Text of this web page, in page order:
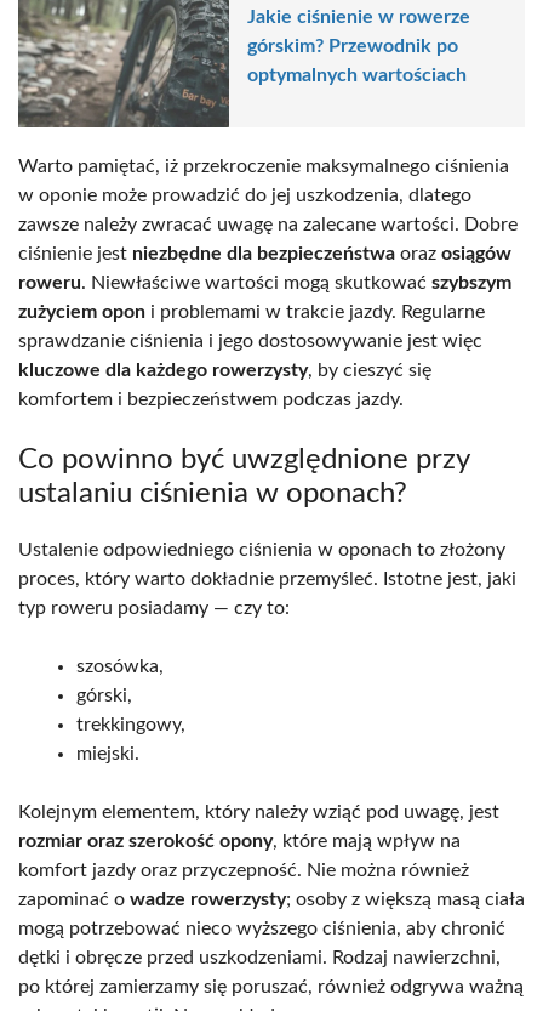
Jakie ciśnienie w rowerze
górskim? Przewodnik po
optymalnych wartościach
Warto pamiętać, iż przekroczenie maksymalnego ciśnienia
w oponie może prowadzić do jej uszkodzenia, dlatego
zawsze należy zwracać uwagę na zalecane wartości. Dobre
ciśnienie jest niezbędne dla bezpieczeństwa oraz osiągów
roweru. Niewłaściwe wartości mogą skutkować szybszym
zużyciem opon i problemami w trakcie jazdy. Regularne
sprawdzanie ciśnienia i jego dostosowywanie jest więc
kluczowe dla każdego rowerzysty, by cieszyć się
komfortem i bezpieczeństwem podczas jazdy.
Co powinno być uwzględnione przy
ustalaniu ciśnienia w oponach?
Ustalenie odpowiedniego ciśnienia w oponach to złożony
proces, który warto dokładnie przemyśleć. Istotne jest, jaki
typ roweru posiadamy — czy to:
szosówka,
górski,
trekkingowy,
miejski.
Kolejnym elementem, który należy wziąć pod uwagę, jest
rozmiar oraz szerokość opony, które mają wpływ na
komfort jazdy oraz przyczepność. Nie można również
zapominać o wadze rowerzysty; osoby z większą masą ciała
mogą potrzebować nieco wyższego ciśnienia, aby chronić
dętki i obręcze przed uszkodzeniami. Rodzaj nawierzchni,
po której zamierzamy się poruszać, również odgrywa ważną